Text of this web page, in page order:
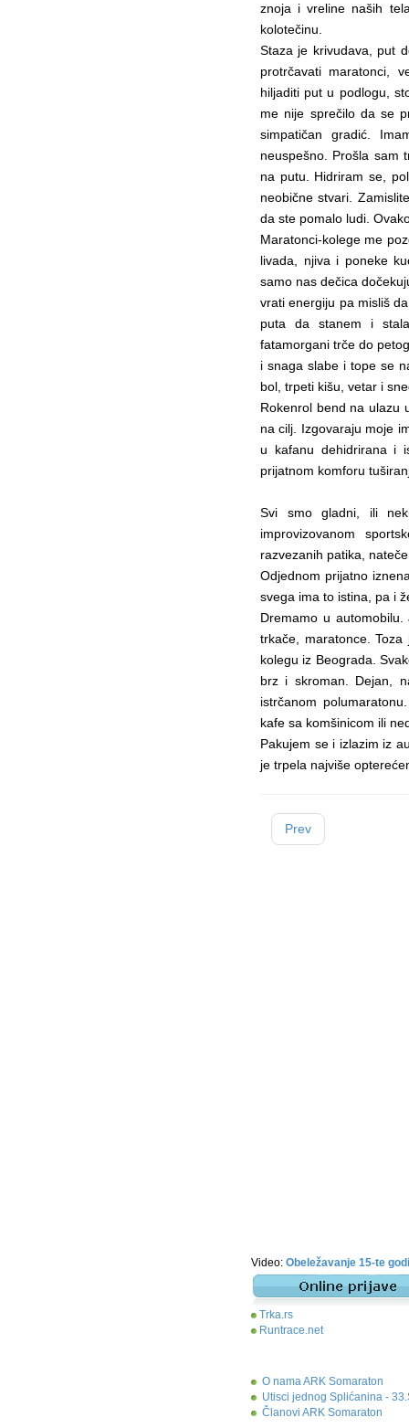
znoja i vreline naših
kolotečinu.
Staza je krivudava, put
protrčavati maratonci,
hiljaditi put u podlogu,
me nije sprečilo da se
simpatičan gradić.
neuspešno. Prošla sam
na putu. Hidriram se,
neobične stvari.
da ste pomalo ludi.
Maratonci-kolege me
livada, njiva i poneke
samo nas dečica
vrati energiju pa misliš
puta da stanem i
fatamorgani trče do
i snaga slabe i tope se
bol, trpeti kišu, vetar i
Rokenrol bend na ulazu
na cilj. Izgovaraju moje
u kafanu dehidrirana i
prijatnom komforu
Svi smo gladni, ili
improvizovanom
razvezanih patika,
Odjednom prijatno
svega ima to istina, pa i
Dremamo u
trkače, maratonce.
kolegu iz Beograda.
brz i skroman. Dejan,
istrčanom
kafe sa komšinicom ili
Pakujem se i izlazim iz
je trpela najviše
Prev
Video: Obeležavanje 15-te
Trka.rs
Runtrace.net
O nama ARK Somaraton
Utisci jednog Splićanina -
Članovi ARK Somaraton